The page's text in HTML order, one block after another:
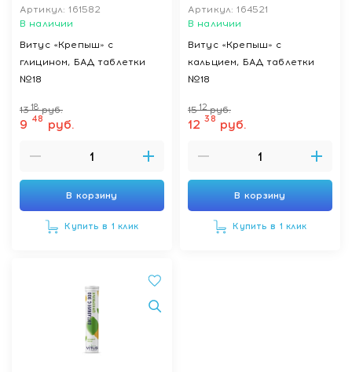
Артикул: 161582
В наличии
Витус «Крепыш» с
глицином, БАД таблетки
№18
1318 руб.
9 48 руб.
В корзину
Купить в 1 клик
Артикул: 164521
В наличии
Витус «Крепыш» с
кальцием, БАД таблетки
№18
1512 руб.
12 38 руб.
В корзину
Купить в 1 клик